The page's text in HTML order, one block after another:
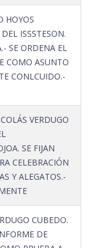
HOYOS
ISSSTESON.
SE ORDENA EL
COMO ASUNTO
CONLCUIDO.-
VERDUGO
SE FIJAN
CELEBRACIÓN
Y ALEGATOS.-
CUBEDO.
DE